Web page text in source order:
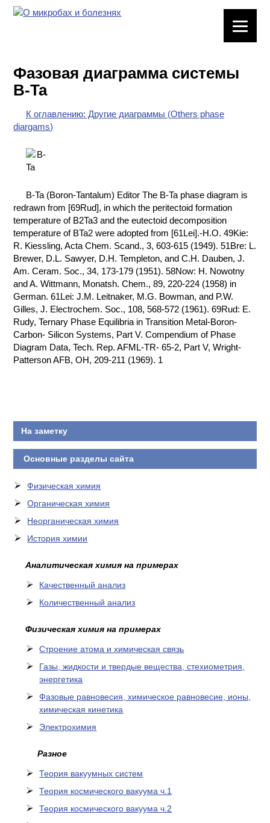
ХИМИЧЕСКАЯ
ПОСУДА
ВРЕДНЫЕ
ФАКТОРЫ
ХИМИЯ НА
ПРОИЗВОДСТВЕ
И ХИМИЧЕСКАЯ
ТЕХНОЛОГИЯ
КОНТАКТЫ
Фазовая диаграмма системы
B-Ta
К оглавлению: Другие диаграммы (Others phase
diargams)
B-Ta (Boron-Tantalum) Editor The B-Ta phase diagram is
redrawn from [69Rud], in which the peritectoid formation
temperature of B2Ta3 and the eutectoid decomposition
temperature of BTa2 were adopted from [61Lei].-H.O. 49Kie:
R. Kiessling, Acta Chem. Scand., 3, 603-615 (1949). 51Bre: L.
Brewer, D.L. Sawyer, D.H. Templeton, and C.H. Dauben, J.
Am. Ceram. Soc., 34, 173-179 (1951). 58Now: H. Nowotny
and A. Wittmann, Monatsh. Chem., 89, 220-224 (1958) in
German. 61Lei: J.M. Leitnaker, M.G. Bowman, and P.W.
Gilles, J. Electrochem. Soc., 108, 568-572 (1961). 69Rud: E.
Rudy, Ternary Phase Equilibria in Transition Metal-Boron-
Carbon- Silicon Systems, Part V. Compendium of Phase
Diagram Data, Tech. Rep. AFML-TR- 65-2, Part V, Wright-
Patterson AFB, OH, 209-211 (1969). 1
На заметку
Основные разделы сайта
Физическая химия
Органическая химия
Неорганическая химия
История химии
Аналитическая химия на примерах
Качественный анализ
Количественный анализ
Физическая химия на примерах
Cтроение атома и химическая связь
Газы, жидкости и твердые вещества, стехиометрия,
энергетика
Фазовые равновесия, химическое равновесие, ионы,
химическая кинетика
Электрохимия
Разное
Теория вакуумных систем
Теория космического вакуума ч.1
Теория космического вакуума ч.2